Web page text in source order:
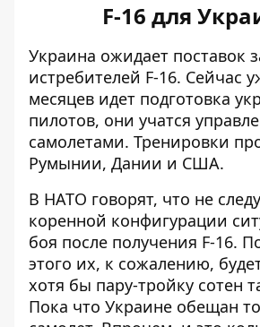
F-16 для
Украина ожидает поставок
истребителей F-16. Сейчас
месяцев идет подготовка
пилотов, они учатся
самолетами. Тренировки
Румынии, Дании и США.
В НАТО говорят, что не
коренной конфигурации
боя после получения F-16.
этого их, к сожалению,
хотя бы пару-тройку сотен
Пока что Украине обещан